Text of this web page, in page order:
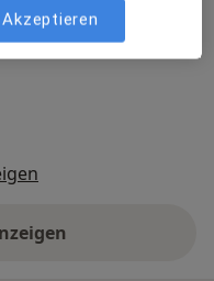
die Adresse
Akzeptieren